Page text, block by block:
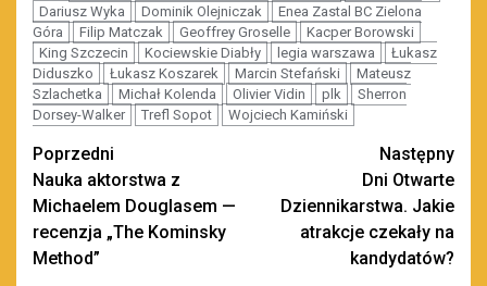
Dariusz Wyka
Dominik Olejniczak
Enea Zastal BC Zielona
Góra
Filip Matczak Geoffrey Groselle
Kacper Borowski
King Szczecin
Kociewskie Diabły legia warszawa
Łukasz
Diduszko
Łukasz Koszarek Marcin Stefański
Mateusz
Szlachetka
Michał Kolenda Olivier Vidin plk
Sherron
Dorsey-Walker
Trefl Sopot Wojciech Kamiński
Zobacz
wpisy
Poprzedni
Nauka aktorstwa z
Michaelem Douglasem —
recenzja „The Kominsky
Method”
Następny
Dni Otwarte
Dziennikarstwa. Jakie
atrakcje czekały na
kandydatów?